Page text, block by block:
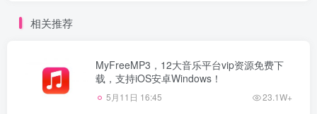
相关推荐
MyFreeMP3，12大音乐平台vip资源免费下
载，支持iOS安卓Windows！
5月11日 16:45 23.1W+